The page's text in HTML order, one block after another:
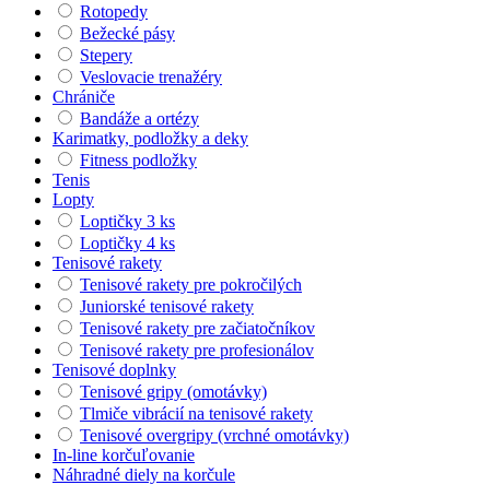
Rotopedy
Bežecké pásy
Stepery
Veslovacie trenažéry
Chrániče
Bandáže a ortézy
Karimatky, podložky a deky
Fitness podložky
Tenis
Lopty
Loptičky 3 ks
Loptičky 4 ks
Tenisové rakety
Tenisové rakety pre pokročilých
Juniorské tenisové rakety
Tenisové rakety pre začiatočníkov
Tenisové rakety pre profesionálov
Tenisové doplnky
Tenisové gripy (omotávky)
Tlmiče vibrácií na tenisové rakety
Tenisové overgripy (vrchné omotávky)
In-line korčuľovanie
Náhradné diely na korčule